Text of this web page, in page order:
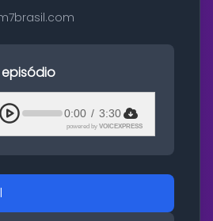
0:00 / 3:30
powered by VOICEXPRESS